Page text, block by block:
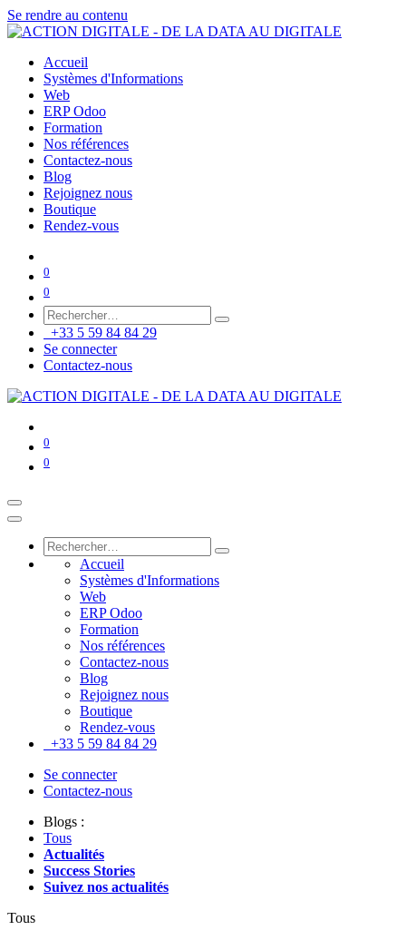
Se rendre au contenu
Accueil
Systèmes d'Informations
Web
ERP Odoo
Formation
Nos références
Contactez-nous
Blog
Rejoignez nous
Boutique
Rendez-vous
0
0
+33 5 59 84 84 29
Se connecter
Contactez-nous
0
0
Accueil
Systèmes d'Informations
Web
ERP Odoo
Formation
Nos références
Contactez-nous
Blog
Rejoignez nous
Boutique
Rendez-vous
+33 5 59 84 84 29
Se connecter
Contactez-nous
Blogs :
Tous
Actualités
Success Stories
Suivez nos actualités
Tous